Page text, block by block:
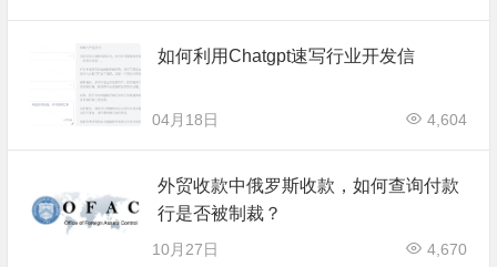
如何利用Chatgpt速写行业开发信
04月18日 4,604
外贸收款中俄罗斯收款，如何查询付款
行是否被制裁？
10月27日 4,670